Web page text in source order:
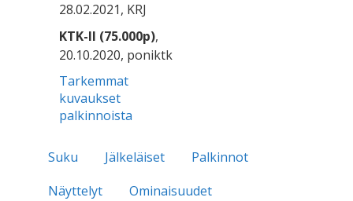
28.02.2021, KRJ
KTK-II (75.000p),
20.10.2020, poniktk
Tarkemmat
kuvaukset
palkinnoista
Suku Jälkeläiset
Palkinnot
Näyttelyt
Ominaisuudet